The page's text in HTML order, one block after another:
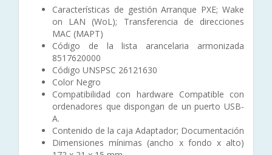
Características de gestión Arranque PXE; Wake
on LAN (WoL); Transferencia de direcciones
MAC (MAPT)
Código de la lista arancelaria armonizada
8517620000
Código UNSPSC 26121630
Color Negro
Compatibilidad con hardware Compatible con
ordenadores que dispongan de un puerto USB-
A.
Contenido de la caja Adaptador; Documentación
Dimensiones mínimas (ancho x fondo x alto)